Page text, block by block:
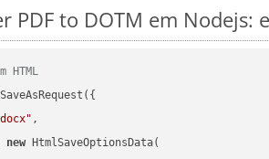
PDF to DOTM em Nodejs:
HTML
SaveAsRequest({
,
new HtmlSaveOptionsData(